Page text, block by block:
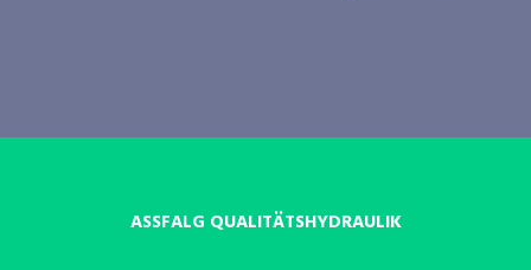
ASSFALG QUALITÄTSHYDRAULIK